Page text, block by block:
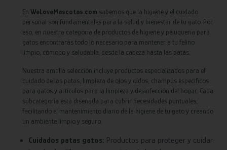
En WeLoveMascotas.com sabemos que la higiene y el cuidado
personal son fundamentales para la salud y bienestar de tu gato. Por
eso, en nuestra categoría de productos de higiene y peluquería para
gatos encontrarás todo lo necesario para mantener a tu felino
limpio, cómodo y saludable, desde la cabeza hasta las patas.
Nuestra amplia selección incluye productos especializados para el
cuidado de las patas, limpieza de ojos y oídos, champús específicos
para gatos y artículos para la limpieza y desinfección del hogar. Cada
subcategoría está diseñada para cubrir necesidades puntuales,
facilitando el mantenimiento diario de la higiene de tu gato y creando
un ambiente limpio y seguro.
Cuidados patas gatos: Productos para proteger y cuidar